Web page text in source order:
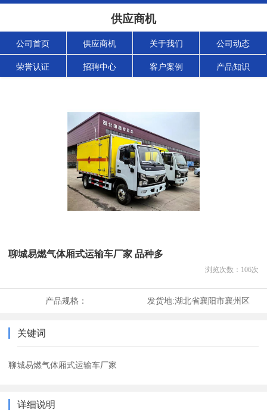
供应商机
公司首页 供应商机 关于我们 公司动态
荣誉认证 招聘中心 客户案例 产品知识
聊城易燃气体厢式运输车厂家 品种多
浏览次数： 106次
产品规格： 发货地:湖北省襄阳市襄州区
关键词
聊城易燃气体厢式运输车厂家
详细说明